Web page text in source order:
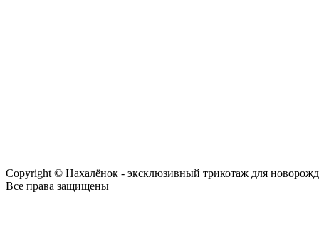
Copyright © Нахалёнок - эксклюзивный трикотаж для
Все права защищены